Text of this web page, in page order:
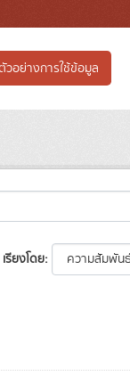
วอย่างการใช้ข้อมูล
เรียงโดย